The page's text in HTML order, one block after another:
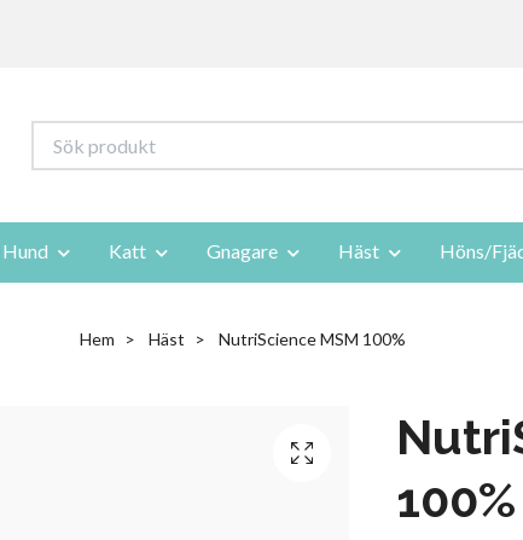
Hund Katt Gnagare Häst Höns/
Hem Häst NutriScience MSM 100%
100%